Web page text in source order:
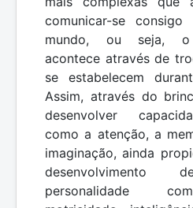
comunicar-se
mundo, ou seja, o
acontece através de
se estabelecem
Assim, através do
desenvolver
como a atenção, a
imaginação, ainda
personalidade